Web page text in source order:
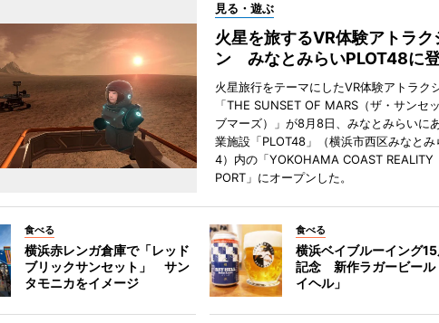
見る・遊ぶ
火星を旅するVR体験アトラク
ン みなとみらいPLOT48に
火星旅行をテーマにしたVR体験アトラク
「THE SUNSET OF MARS（ザ・サンセ
ブマーズ）」が8月8日、みなとみらいに
業施設「PLOT48」（横浜市西区みなとみ
4）内の「YOKOHAMA COAST REALITY
PORT」にオープンした。
食べる
横浜赤レンガ倉庫で「レッド
ブリックサンセット」 サン
タモニカをイメージ
食べる
横浜ベイブルーイング
記念 新作ラガービール
イヘル」